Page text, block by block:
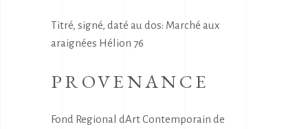
Titré, signé, daté au dos: Marché aux
araignées Hélion 76
PROVENANCE
Fond Regional dArt Contemporain de